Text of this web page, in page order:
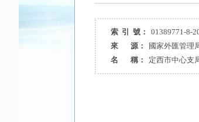
索 引 號： 01389771-8-
來 源：
國家外匯管理
名 稱：
定西市中心支